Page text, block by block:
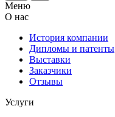
Меню
О нас
История компании
Дипломы и патенты
Выставки
Заказчики
Отзывы
Услуги